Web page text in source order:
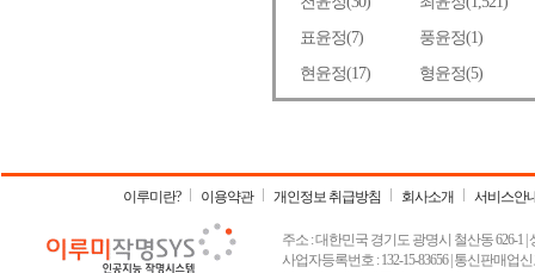
이루미란? 이용약관 개인정보 취급방침 회사소개 서비스안
주소 : 대한민국 경기도 광명시 철산동 626-1 |
사업자등록번호 : 132-15-83656 | 통신판매업